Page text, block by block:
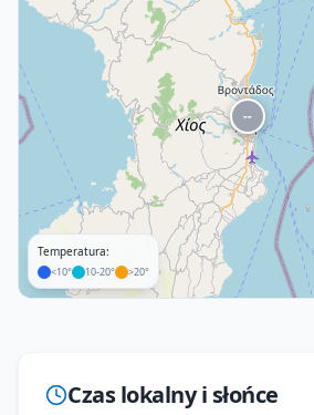
--
Temperatura:
<10° 10-20° >20°
Czas lokalny i słońce